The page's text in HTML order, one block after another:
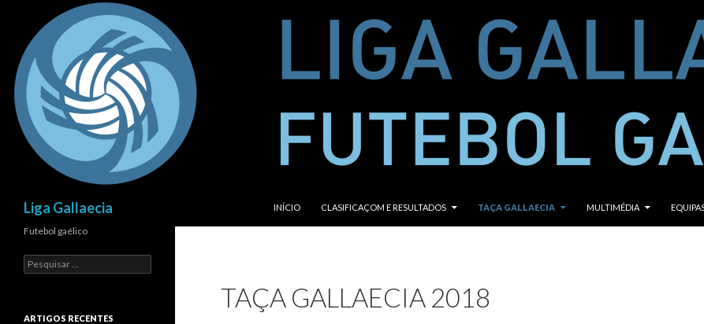
Liga Gallaecia
INÍCIO
CLASIFICAÇOM E RESULTADOS TAÇA GALLAECIA MULTIMÉDIA
TAÇA GALLAECIA 2018
Futebol gaélico
Pesquisar
por:
ARTIGOS RECENTES